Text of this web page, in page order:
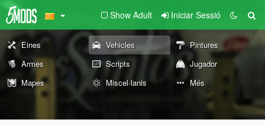
Show Adult Iniciar Sessió
Eines Vehicles
Pintures
Armes
Scripts
Jugador
Mapes
Miscel·lanis Més